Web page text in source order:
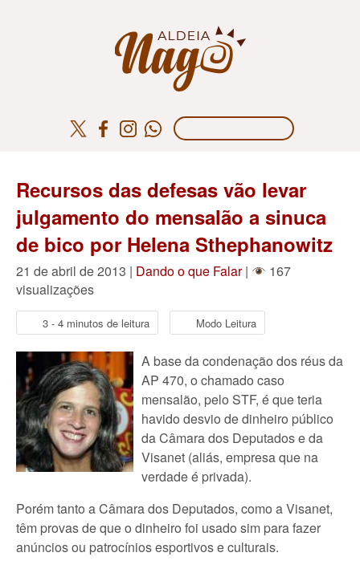
Recursos das defesas vão levar
julgamento do mensalão a sinuca
de bico por Helena Sthephanowitz
21 de abril de 2013 | Dando o que Falar|
167
visualizações
3 - 4 minutos de leitura Modo Leitura
A base da condenação dos réus da
AP 470, o chamado caso
mensalão, pelo STF, é que teria
havido desvio de dinheiro público
da Câmara dos Deputados e da
Visanet (aliás, empresa que na
verdade é privada).
Porém tanto a Câmara dos Deputados, como a Visanet,
têm provas de que o dinheiro foi usado sim para fazer
anúncios ou patrocínios esportivos e culturais.